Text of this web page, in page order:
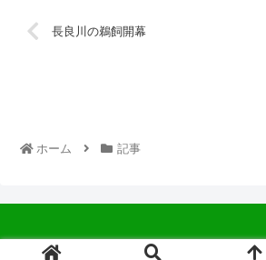
長良川の鵜飼開幕
ホーム 記事